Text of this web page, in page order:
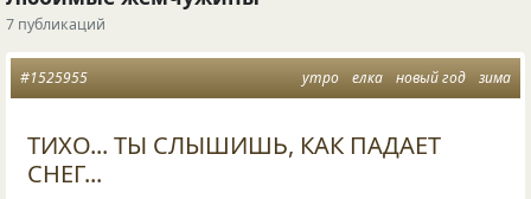
7 публикаций
утро елка новый год зима
#1525955
ТИХО... ТЫ СЛЫШИШЬ, КАК ПАДАЕТ
СНЕГ...